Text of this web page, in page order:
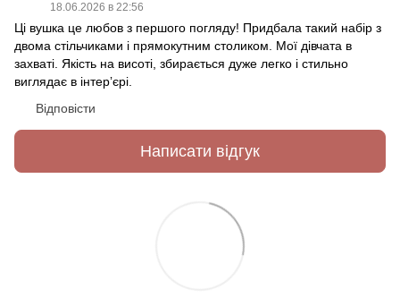
18.06.2026 в 22:56
Ці вушка це любов з першого погляду! Придбала такий набір з
двома стільчиками і прямокутним столиком. Мої дівчата в
захваті. Якість на висоті, збирається дуже легко і стильно
виглядає в інтерʼєрі.
Відповісти
Написати відгук